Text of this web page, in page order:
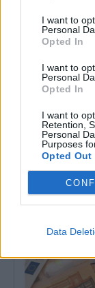
I want to
Personal
Opted In
I want to
Personal
Opted In
I want to
Retention,
Personal
Purposes
Opted Out
Data
Instituto
gratuitas sobre
O Instituto
promovem o Ciclo
6 Agosto, 2026 -